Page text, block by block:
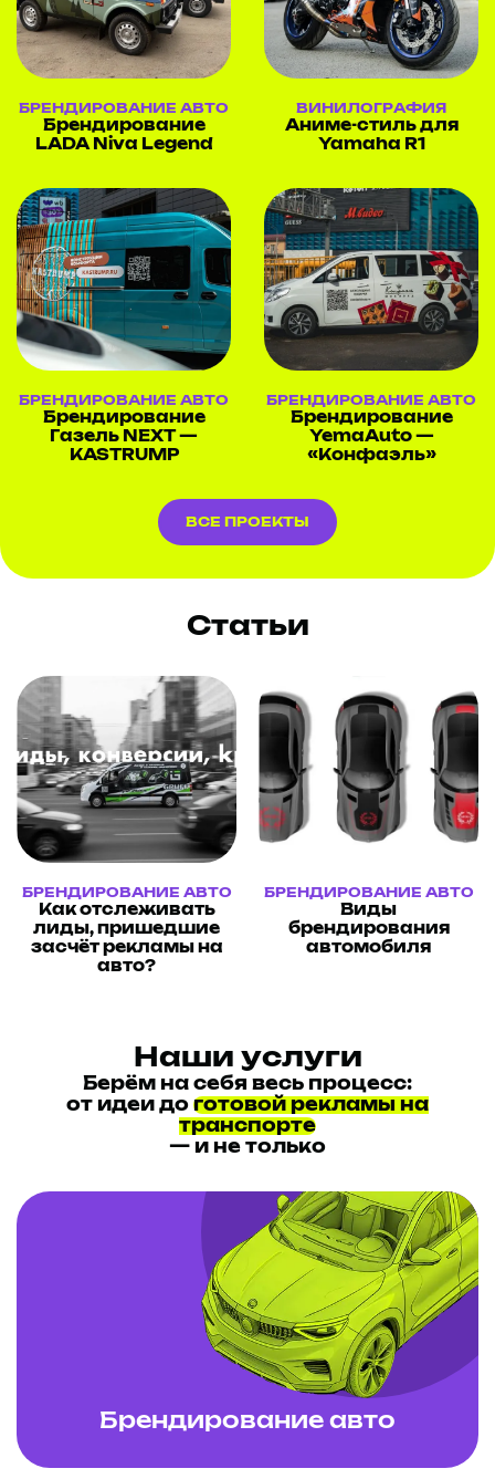
БРЕНДИРОВАНИЕ АВТО
Брендирование
LADA Niva Legend
ВИНИЛОГРАФИЯ
Аниме-стиль для
Yamaha R1
БРЕНДИРОВАНИЕ АВТО
Брендирование
Газель NEXT —
KASTRUMP
БРЕНДИРОВАНИЕ АВТО
Брендирование
YemaAuto —
«Конфаэль»
ВСЕ ПРОЕКТЫ
Статьи
БРЕНДИРОВАНИЕ АВТО
Как отслеживать
лиды, пришедшие
засчёт рекламы на
авто?
БРЕНДИРОВАНИЕ АВТО
Виды
брендирования
автомобиля
Наши услуги
Берём на себя весь процесс:
от идеи до готовой рекламы на
транспорте
— и не только
Брендирование авто